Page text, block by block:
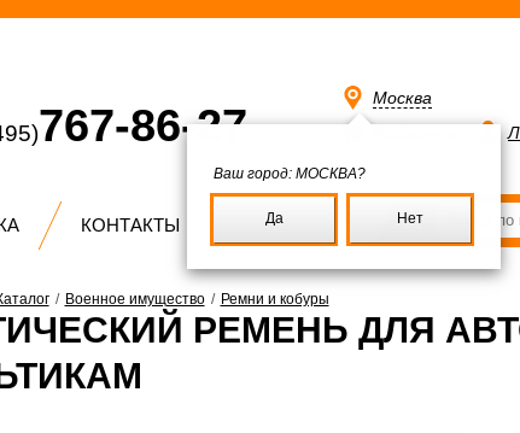
767-86-27
Москва
Ваш город: МОСКВА?
Да Нет
КОНТАКТЫ
/ Военное имущество / Ремни и кобуры
РЕМЕНЬ ДЛЯ